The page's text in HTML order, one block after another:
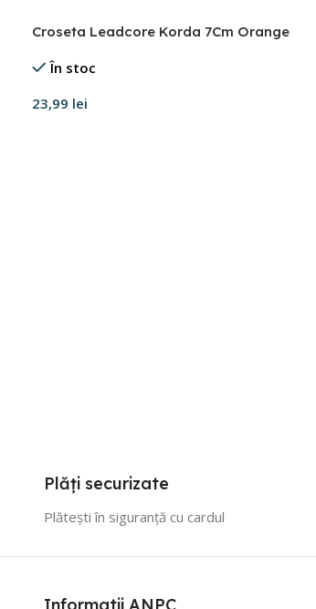
Croseta Leadcore Korda 7Cm Orange
În stoc
23,99 lei
Plăți securizate
Plătești în siguranță cu cardul
Informatii ANPC